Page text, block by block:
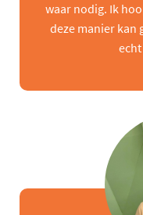
waar nodig. Ik
deze manier kan